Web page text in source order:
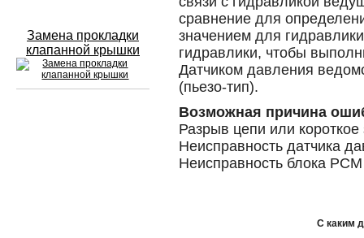
Замена прокладки
клапанной крышки
сравнение для
значением для
гидравлики, чтобы
Датчиком давления
(пьезо-тип).
Возможная причина
Разрыв цепи или
Неисправность датчика
Неисправность блока PCM
С каким